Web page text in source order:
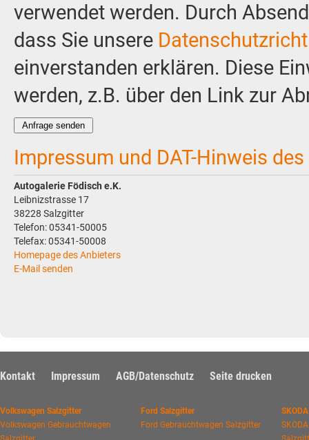
verwendet werden. Durch
dass Sie unsere
einverstanden erklären. Diese
werden, z.B. über den Link zur
Impressum und DAT-Hinweis
Autogalerie Födisch e.K.
Leibnizstrasse 17
38228 Salzgitter
Telefon: 05341-50005
Telefax: 05341-50008
Homepage des Anbieters
E-Mail senden
Kontakt Impressum AGB/Datenschutz Seite drucken
Volkswagen Salzgitter
Volkswagen Gebrauchtwagen
Ford Salzgitter
Ford Gebrauchtwagen Salzgitter